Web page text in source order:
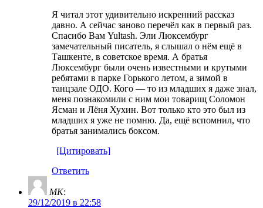
Я читал этот удивительно искренний рассказ
давно. А сейчас заново перечёл как в первый раз.
Спасибо Вам Yultash. Эли Люксембург
замечательный писатель, я слышал о нём ещё в
Ташкенте, в советское время. А братья
Люксембург были очень известными и крутыми
ребятами в парке Горького летом, а зимой в
танцзале ОДО. Кого — то из младших я даже знал,
меня познакомили с ним мои товарищ Соломон
Ясман и Лёня Хухин. Вот только кто это был из
младших я уже не помню. Да, ещё вспомнил, что
братья занимались боксом.
[Цитировать]
Ответить
МК:
29/12/2019 в 22:58